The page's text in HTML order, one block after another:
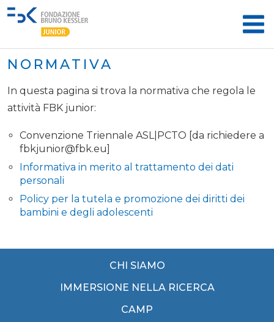
NORMATIVA
In questa pagina si trova la normativa che regola le
attività FBK junior:
Convenzione Triennale ASL|PCTO [da richiedere a
fbkjunior@fbk.eu]
Informativa in merito al trattamento dei dati
personali
Policy per la tutela e promozione dei diritti dei
bambini e degli adolescenti
CHI SIAMO
IMMERSIONE NELLA RICERCA
CAMP